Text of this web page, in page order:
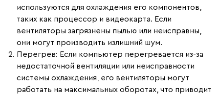
используются для охлаждения его компонентов,
таких как процессор и видеокарта. Если
вентиляторы загрязнены пылью или неисправны,
они могут производить излишний шум.
Перегрев: Если компьютер перегревается из-за
недостаточной вентиляции или неисправности
системы охлаждения, его вентиляторы могут
работать на максимальных оборотах, что приводит